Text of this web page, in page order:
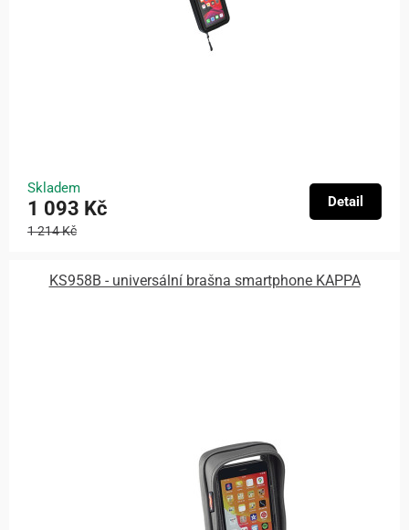
Skladem
1 093 Kč
1 214 Kč
Detail
KS958B - universální brašna smartphone KAPPA